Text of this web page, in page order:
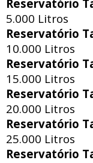
Reservatório
5.000 Litros
Reservatório
10.000 Litros
Reservatório
15.000 Litros
Reservatório
20.000 Litros
Reservatório
25.000 Litros
Reservatório